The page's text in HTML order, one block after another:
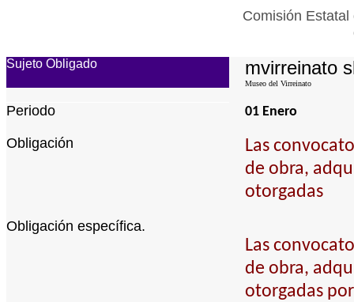
Comisión
Sujeto Obligado mvirreinato
Museo del Virreinato
Periodo 01 Enero
Obligación
Las
de obra,
otorgadas
Obligación específica.
Las
de obra,
otorgadas